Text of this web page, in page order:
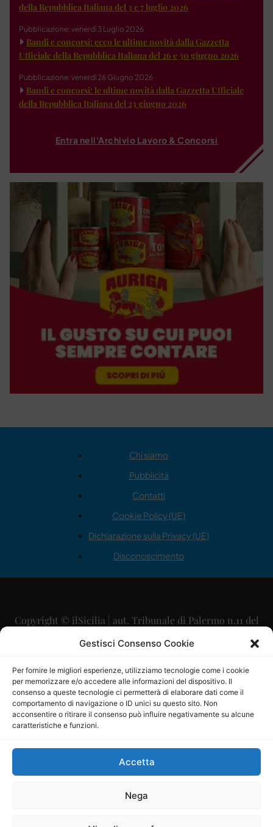
Gestisci Consenso Cookie
Per fornire le migliori esperienze, utilizziamo tecnologie come i cookie
per memorizzare e/o accedere alle informazioni del dispositivo. Il
consenso a queste tecnologie ci permetterà di elaborare dati come il
comportamento di navigazione o ID unici su questo sito. Non
acconsentire o ritirare il consenso può influire negativamente su alcune
caratteristiche e funzioni.
Accetta
Nega
della Repubblica Italiana del 3 e 7 luglio 2026
Pubblicazione: venerdì 3 Luglio 2026
Bandi e concorsi: ecco le ultime novità dalla Gazzetta
Ufficiale della Repubblica Italiana del 26 e 30 giugno 2026
Pubblicazione: venerdì 26 Giugno 2026
Bandi e concorsi: le ultime novità dalla Gazzetta Ufficiale
della Repubblica Italiana del 23 giugno 2026
Entra nell'Archivio Lavoro & Concorsi
Chi siamo
Pubblicità
Contatti
Cookie Policy (UE)
Dichiarazione sulla Privacy (UE)
Disconoscimento
Copyright © ilSicilia | aut. Tribunale di Palermo n.11 del
29/09/2015
Direttore Editoriale: Maurizio Scaglione
Direttore Responsabile: Maria Calabrese
P.IVA: 06334930820
Mercurio Comunicazione Società Cooperativa a r.l. è
iscritta al Registro degli Operatori di Comunicazione al